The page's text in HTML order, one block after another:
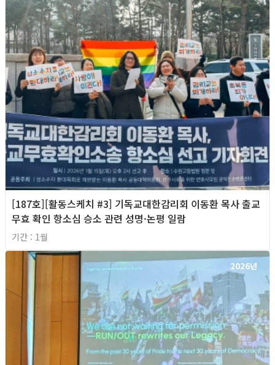
[187호][활동스케치 #3] 기독교대한감리회 이동환 목사 출교
무효 확인 항소심 승소 관련 성명·논평 일람
기간 : 1월
2026년